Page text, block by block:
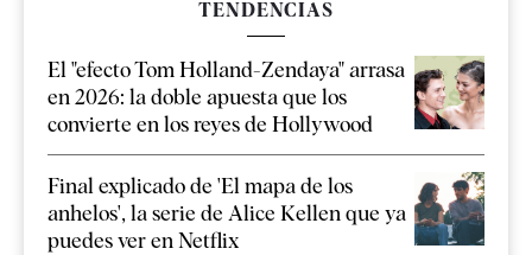
TENDENCIAS
El "efecto Tom Holland-Zendaya" arrasa
en 2026: la doble apuesta que los
convierte en los reyes de Hollywood
Final explicado de 'El mapa de los
anhelos', la serie de Alice Kellen que ya
puedes ver en Netflix